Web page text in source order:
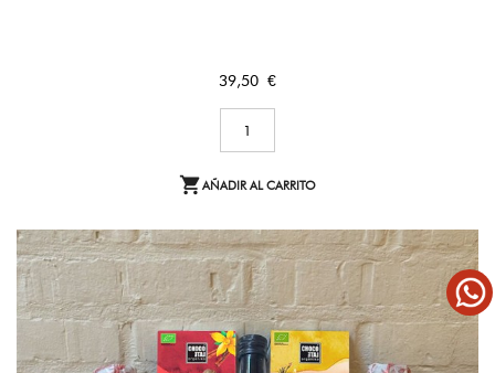
Precio
39,50 €
AÑADIR AL CARRITO